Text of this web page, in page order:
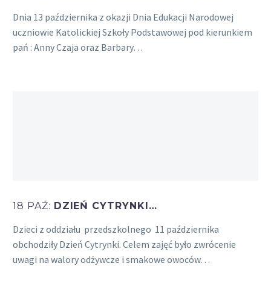
Dnia 13 października z okazji Dnia Edukacji Narodowej
uczniowie Katolickiej Szkoły Podstawowej pod kierunkiem
pań : Anny Czaja oraz Barbary…
18 PAŹ: DZIEŃ CYTRYNKI…
Dzieci z oddziału przedszkolnego 11 października
obchodziły Dzień Cytrynki. Celem zajęć było zwrócenie
uwagi na walory odżywcze i smakowe owoców…